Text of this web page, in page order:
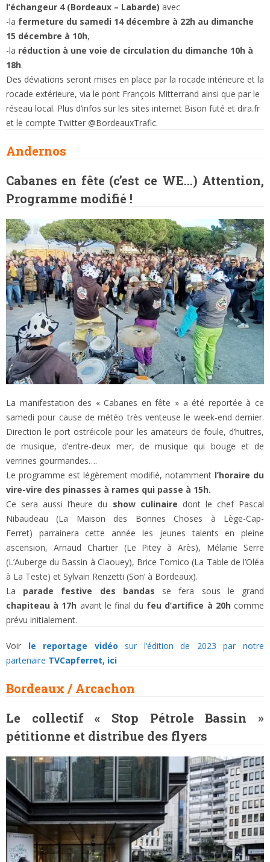
l’échangeur 4 (Bordeaux – Labarde) avec
-la fermeture du samedi 14 décembre à 22h au dimanche
15 décembre à 10h,
-la réduction à une voie de circulation du dimanche 10h à
18h.
Des déviations seront mises en place par la rocade intérieure et la
rocade extérieure, via le pont François Mitterrand ainsi que par le
réseau local. Plus d’infos sur les sites internet Bison futé et dira.fr
et le compte Twitter @BordeauxTrafic.
Andernos
Cabanes en fête (c’est ce WE…) Attention,
Programme modifié !
La manifestation des « Cabanes en fête » a été reportée à ce
samedi pour cause de météo très venteuse le week-end dernier.
Direction le port ostréicole pour les amateurs de foule, d’huitres,
de musique, d’entre-deux mer, de musique qui bouge et de
verrines gourmandes….
Le programme est légèrement modifié, notamment l’horaire du
vire-vire des pinasses à rames qui passe à 15h.
Ce sera aussi l’heure du show culinaire dont le chef Pascal
Nibaudeau (La Maison des Bonnes Choses à Lège-Cap-
Ferret) parrainera cette année les jeunes talents en pleine
ascension, Arnaud Chartier (Le Pitey à Arès), Mélanie Serre
(L’Auberge du Bassin à Claouey), Brice Tomico (La Table de l’Oléa
à La Teste) et Sylvain Renzetti (Son’ à Bordeaux).
La parade festive des bandas se fera sous le grand
chapiteau à 17h avant le final du feu d’artifice à 20h comme
prévu initialement.
Voirle reportage vidéo sur l’édition de 2023 par notre
partenaire TVCapferret, ici
Bordeaux / Arcachon
Le collectif « Stop Pétrole Bassin »
pétitionne et distribue des flyers